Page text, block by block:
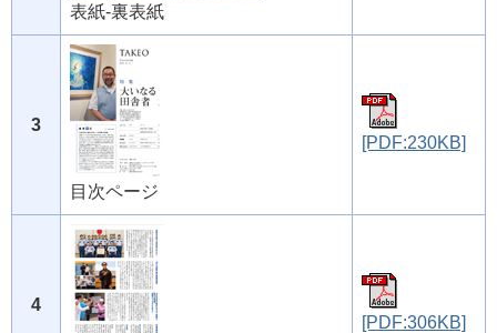
表紙-裏表紙
3
目次ページ
[PDF:230KB]
4
[PDF:306KB]